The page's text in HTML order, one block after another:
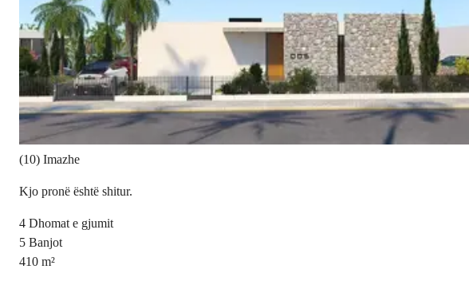
(10) Imazhe
Kjo pronë është shitur.
4 Dhomat e gjumit
5 Banjot
410 m²